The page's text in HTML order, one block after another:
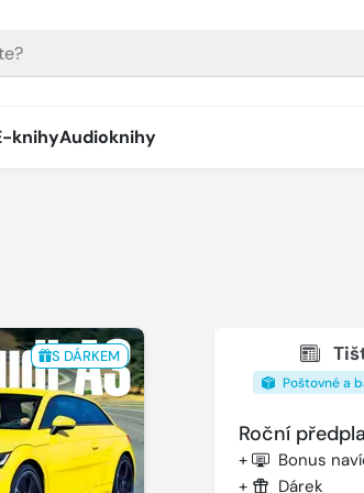
knihyAudioknihy
S DÁRKEM
Poštovné a
Roční
+ Bonus
+ Dárek